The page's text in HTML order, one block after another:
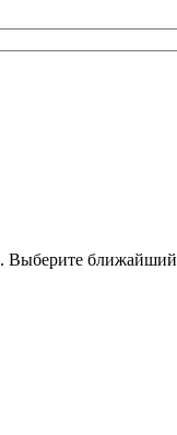
. Выберите